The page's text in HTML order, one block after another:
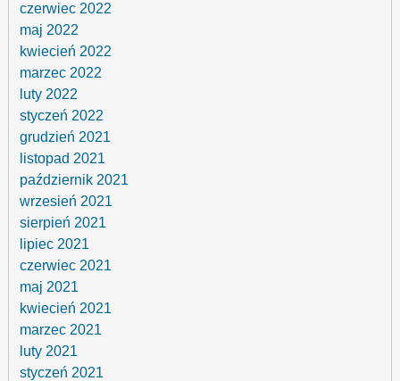
czerwiec 2022
maj 2022
kwiecień 2022
marzec 2022
luty 2022
styczeń 2022
grudzień 2021
listopad 2021
październik 2021
wrzesień 2021
sierpień 2021
lipiec 2021
czerwiec 2021
maj 2021
kwiecień 2021
marzec 2021
luty 2021
styczeń 2021